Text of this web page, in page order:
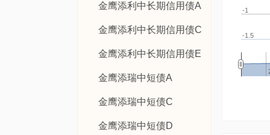
金鹰添利中长期信用债A
金鹰添利中长期信用债C
金鹰添利中长期信用债E
金鹰添瑞中短债A
金鹰添瑞中短债C
金鹰添瑞中短债D
-1.5
-1